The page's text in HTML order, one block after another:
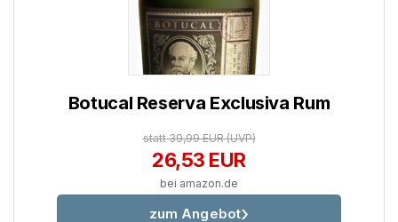
Botucal Reserva Exclusiva Rum
statt 39,99 EUR(UVP)
26,53 EUR
bei amazon.de
zum Angebot